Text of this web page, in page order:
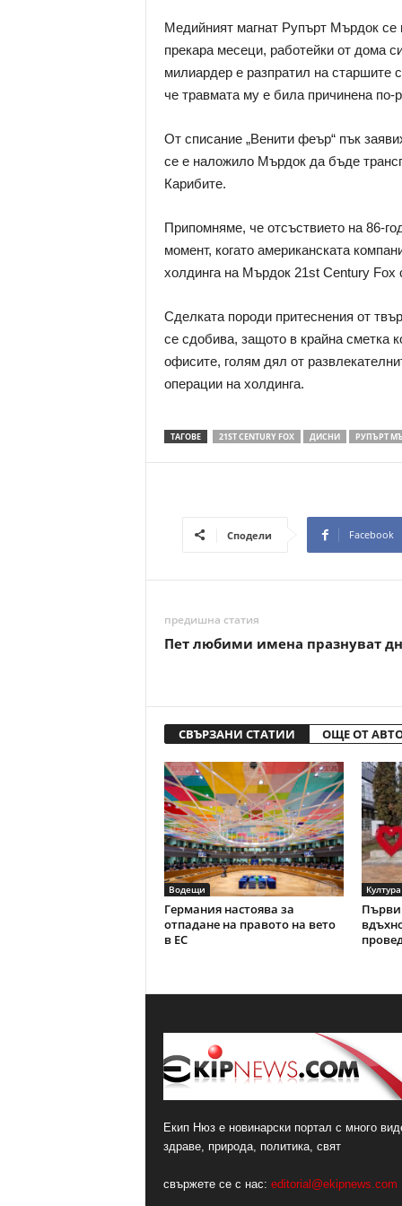
Медийният магнат Рупърт Мърдок се
прекара месеци, работейки от дома
милиардер е разпратил на старшите
че травмата му е била причинена по-
От списание „Венити феър“ пък
се е наложило Мърдок да бъде
Карибите.
Припомняме, че отсъствието на 86-
момент, когато американската
холдинга на Мърдок 21st Century
Сделката породи притеснения от
се сдобива, защото в крайна сметка
офисите, голям дял от
операции на холдинга.
ТАГОВЕ 21ST CENTURY FOX ДИСНИ РУПЪРТ
Сподели Facebook
предишна статия
Пет любими имена празнуват
СВЪРЗАНИ СТАТИИ ОЩЕ ОТ
Водещи
Германия настоява за
отпадане на правото на вето
в ЕС
Култура
Първи
Екип Нюз е новинарски портал с много
здраве, природа, политика, свят
свържете се с нас: editorial@ekipnews.com